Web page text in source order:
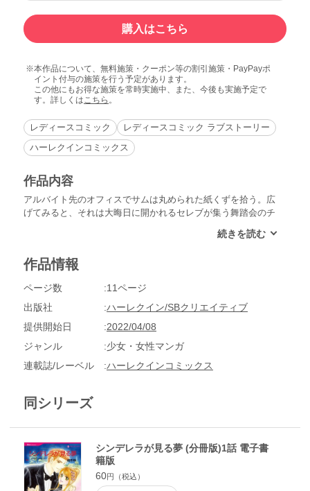
購入はこちら
本作品について、無料施策・クーポン等の割引施策・PayPayポ
イント付与の施策を行う予定があります。
この他にもお得な施策を常時実施中、また、今後も実施予定で
す。詳しくは こちら 。
レディースコミック
レディースコミック ラブストーリー
ハーレクインコミックス
作品内容
アルバイト先のオフィスでサムは丸められた紙くずを拾う。広
げてみると、それは大晦日に開かれるセレブが集う舞踏会のチ
んだ彼女をめくるめく時間が待っていた。サムは目がくらむほ
彼の口づけに応えてしまう。だが、相手はなんとチケットの本
で!?
作品情報
ページ数
11ページ
出版社
ハーレクイン/SBクリエイティブ
提供開始日
2022/04/08
ジャンル
少女・女性マンガ
連載誌/レーベル
ハーレクインコミックス
同シリーズ
シンデレラが見る夢 (分冊版)1話 電子書
籍版
60円（税込）